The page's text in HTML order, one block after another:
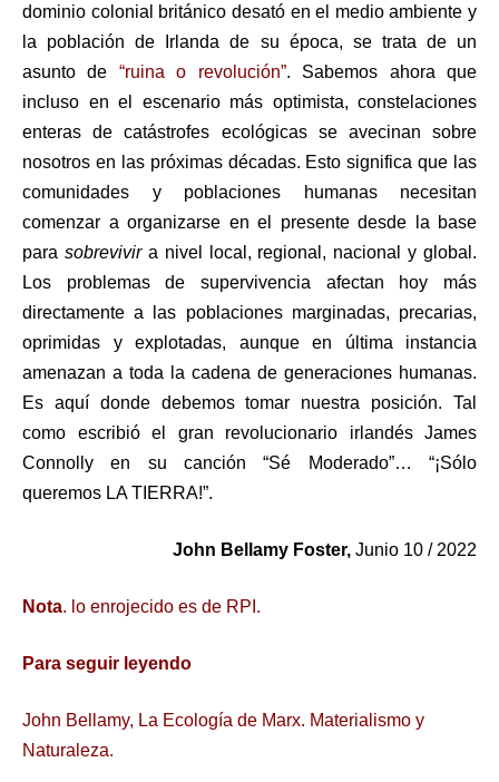
dominio colonial británico desató en el medio ambiente y
la población de Irlanda de su época, se trata de un
asunto de “ruina o revolución”. Sabemos ahora que
incluso en el escenario más optimista, constelaciones
enteras de catástrofes ecológicas se avecinan sobre
nosotros en las próximas décadas. Esto significa que las
comunidades y poblaciones humanas necesitan
comenzar a organizarse en el presente desde la base
para sobrevivira nivel local, regional, nacional y global.
Los problemas de supervivencia afectan hoy más
directamente a las poblaciones marginadas, precarias,
oprimidas y explotadas, aunque en última instancia
amenazan a toda la cadena de generaciones humanas.
Es aquí donde debemos tomar nuestra posición. Tal
como escribió el gran revolucionario irlandés James
Connolly en su canción “Sé Moderado”… “¡Sólo
queremos LA TIERRA!”.
John Bellamy Foster, Junio 10 / 2022
Nota. lo enrojecido es de RPI.
Para seguir leyendo
John Bellamy, La Ecología de Marx. Materialismo y
Naturaleza.